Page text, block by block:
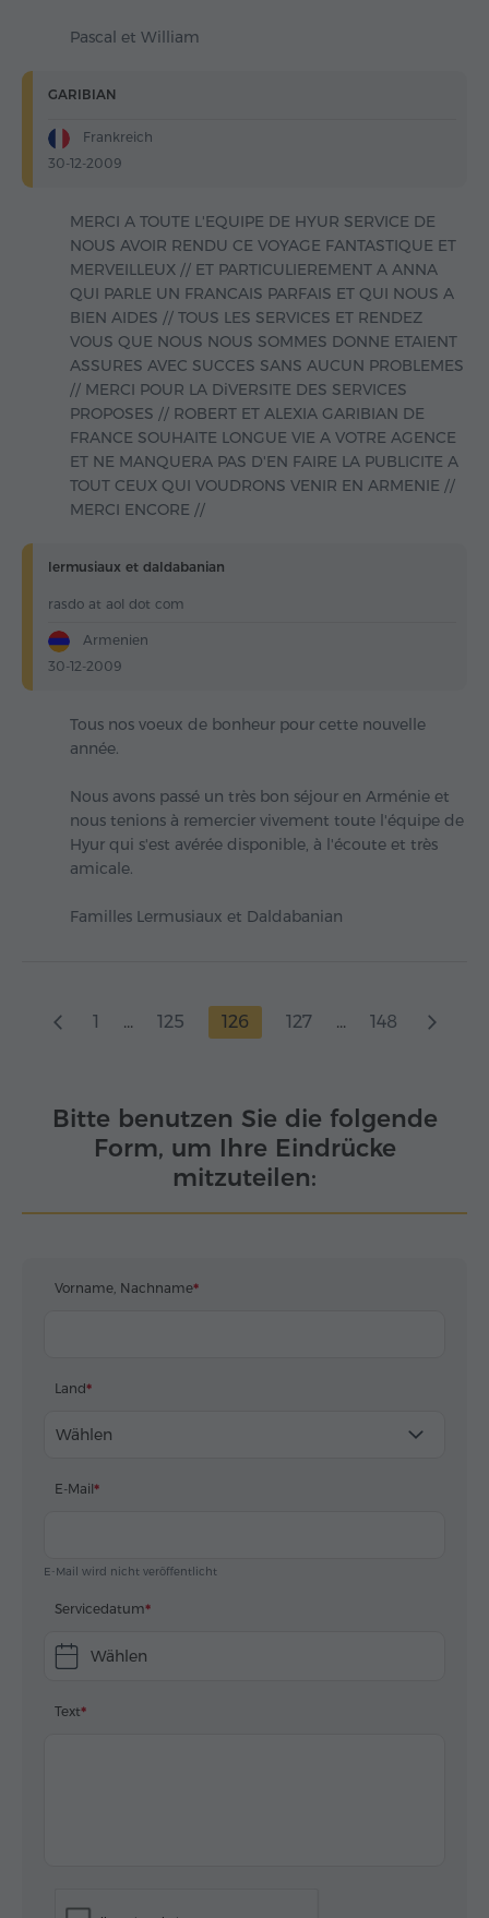
Pascal et William
GARIBIAN
Frankreich
30-12-2009
MERCI A TOUTE L'EQUIPE DE HYUR SERVICE DE
NOUS AVOIR RENDU CE VOYAGE FANTASTIQUE ET
MERVEILLEUX // ET PARTICULIEREMENT A ANNA
QUI PARLE UN FRANCAIS PARFAIS ET QUI NOUS A
BIEN AIDES // TOUS LES SERVICES ET RENDEZ
VOUS QUE NOUS NOUS SOMMES DONNE ETAIENT
ASSURES AVEC SUCCES SANS AUCUN PROBLEMES
// MERCI POUR LA DiVERSITE DES SERVICES
PROPOSES // ROBERT ET ALEXIA GARIBIAN DE
FRANCE SOUHAITE LONGUE VIE A VOTRE AGENCE
ET NE MANQUERA PAS D'EN FAIRE LA PUBLICITE A
TOUT CEUX QUI VOUDRONS VENIR EN ARMENIE //
MERCI ENCORE //
lermusiaux et daldabanian
rasdo at aol dot com
Armenien
30-12-2009
Tous nos voeux de bonheur pour cette nouvelle
année.
Nous avons passé un très bon séjour en Arménie et
nous tenions à remercier vivement toute l'équipe de
Hyur qui s'est avérée disponible, à l'écoute et très
amicale.
Familles Lermusiaux et Daldabanian
1 ... 125 126 127 ... 148
Bitte benutzen Sie die folgende
Form, um Ihre Eindrücke
mitzuteilen:
Vorname, Nachname
Land
Wählen
E-Mail
E-Mail wird nicht veröffentlicht
Servicedatum
Wählen
Text